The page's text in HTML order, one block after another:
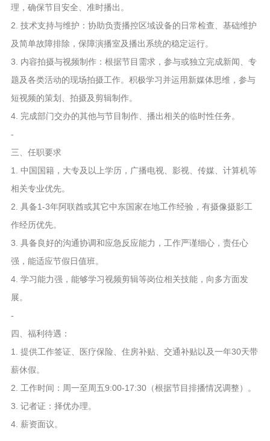
理，确保节目安全、准时播出。
2. 技术支持与维护：协助负责播控区域设备的日常检查、基础维护
及简单故障排除，保障演播室及播出系统的稳定运行。
3. 内容拍摄与视频制作：根据节目需求，参与或独立完成新闻、专
题及各类活动的现场拍摄工作。积极学习并运用新媒体思维，参与
短视频的策划、拍摄及剪辑制作。
4. 完成部门交办的其他与节目制作、播出相关的临时性任务。
-
三、任职要求
1. 中国国籍，大专及以上学历，广播电视、影视、传媒、计算机等
相关专业优先。
2. 具备1-3年阿联酋或其它中东国家在地工作经验，有摄像摄影工
作经历优先。
3. 具备良好的沟通协调和应急反应能力，工作严谨细心，责任心
强，能适应节假日值班。
4. 学习能力强，能够学习视频剪辑等岗位相关技能，向多方面发
展。
-
四、福利待遇：
1. 提供工作签证、医疗保险、住房补贴、交通补贴以及一年30天带
薪休假。
2. 工作时间：周一至周五9:00-17:30（根据节目排播情况调整）。
3. 记者证：择优办理。
4. 薪资面议。